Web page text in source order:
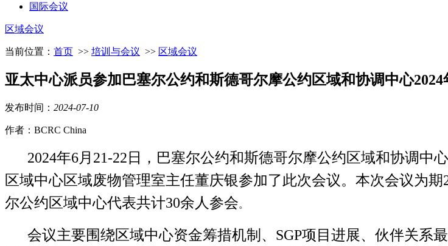
国际会议
区域会议
当前位置： 首页 >> 培训与会议 >> 区域会议
亚太中心派员参加巴塞尔公约和斯德哥尔摩公约区域和协调中心
发布时间： 2024-07-10
作者：BCRC China
2024年6月21-22日，巴塞尔公约和斯德哥尔摩公约 区域和协调中
区域中心区域废物管理室主任董庆银参加了此次会议。 本次会议为期
尔公约区域中心代表共计30余人参会。
会议主要围绕区域中心资金筹措机制、SGP项目进展、伙伴关系